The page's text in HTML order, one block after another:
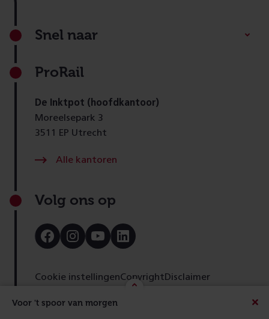
Voor 't spoor van morgen
Footer
Snel naar
ProRail
De Inktpot (hoofdkantoor)
Moreelsepark 3
3511 EP Utrecht
Alle kantoren
Volg ons op
Bezoek
onze
Bezoek
onze
Bezoek
onze
Bezoek
onze
Cookie instellingenCopyright Disclaimer